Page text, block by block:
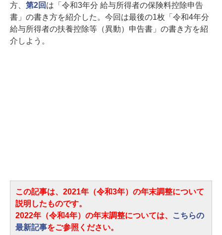
方、 第2回 は「令和3年分 給与所得者の保険料控除申告
書」の書き方を紹介した。今回は最後の1枚「令和4年分
給与所得者の扶養控除等（異動）申告書」の書き方を紹
介しよう。
この記事は、2021年（令和3年）の年末調整について
説明したものです。
2022年（令和4年）の年末調整については、
こちらの
最新記事をご参照ください。